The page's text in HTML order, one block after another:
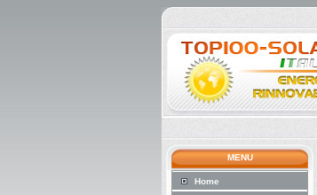
MENU
Home